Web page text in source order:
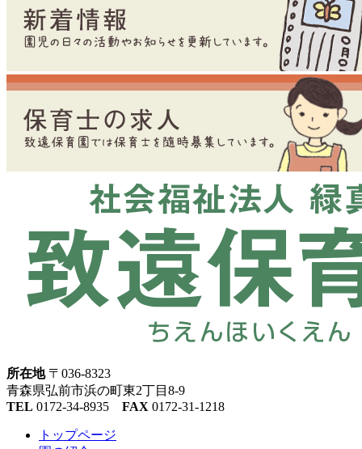
所在地〒036-8323
青森県弘前市浜の町東2丁目8-9
TEL 0172-34-8935 FAX 0172-31-1218
トップページ